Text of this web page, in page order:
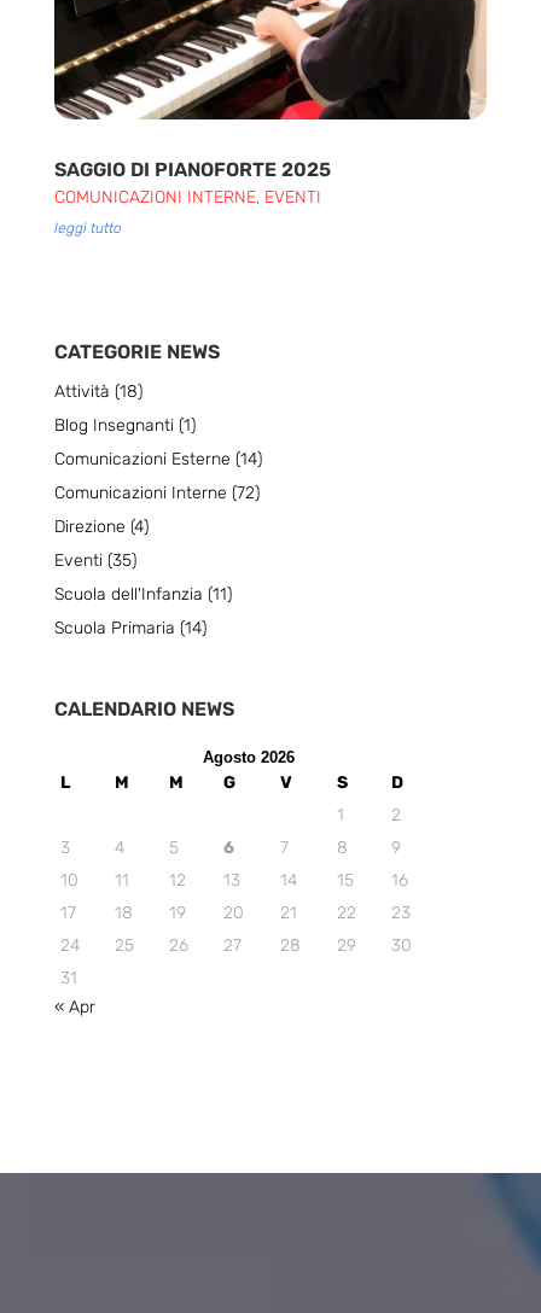
SAGGIO DI PIANOFORTE 2025
COMUNICAZIONI INTERNE, EVENTI
leggi tutto
CATEGORIE NEWS
Attività (18)
Blog Insegnanti(1)
Comunicazioni Esterne (14)
Comunicazioni Interne (72)
Direzione (4)
Eventi(35)
Scuola dell'Infanzia (11)
Scuola Primaria (14)
CALENDARIO NEWS
Agosto 2026
L M M G V S
D
1
2
3
4 5 6 7 8
9
10
11 12 13 14 15
16
17
18 19 20 21 22
23
24
25 26 27 28 29
30
31
« Apr